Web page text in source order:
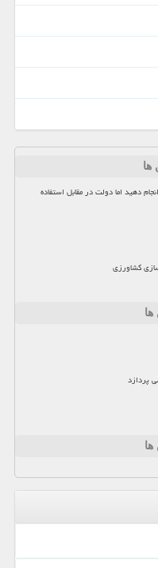
ها
دهید اما دولت در مقابل استفاده
کشاورزی
پردازد
ها